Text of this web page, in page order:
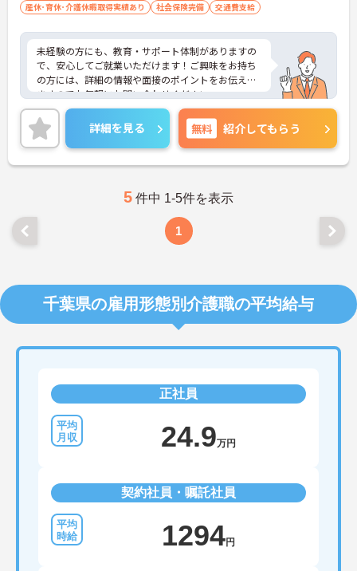
産休･育休･介護休暇取得実績あり
社会保険完備 交通費支給
未経験の方にも、教育・サポート体制がありますの
で、安心してご就業いただけます！ご興味をお持ち
の方には、詳細の情報や面接のポイントをお伝えし
ますのでお気軽にお問い合わせください。
詳細を見る 無料 紹介してもらう
5 件中 1-5件を表示
1
千葉県の雇用形態別介護職の平均給与
正社員
24.9万円
契約社員・嘱託社員
1294円